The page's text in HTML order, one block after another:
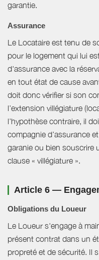
garantie.
Assurance
Le Locataire est tenu de
pour le logement qui lui
d'assurance avec la
en tout état de cause
doit donc vérifier si son
l’extension villégiature
l’hypothèse contraire, il
compagnie d’assurance
garanie ou bien souscrire
clause « villégiature ».
Article 6 —
Obligations du Loueur
Le Loueur s'engage à
présent contrat dans un
propreté et de sécurité. Il